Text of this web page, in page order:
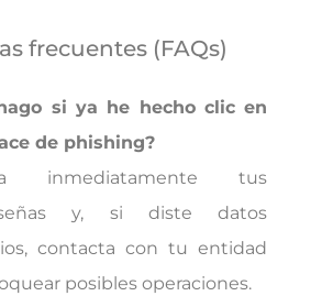
frecuentes (FAQs)
si ya he hecho clic en
de phishing?
inmediatamente tus
y, si diste datos
contacta con tu entidad
posibles operaciones.